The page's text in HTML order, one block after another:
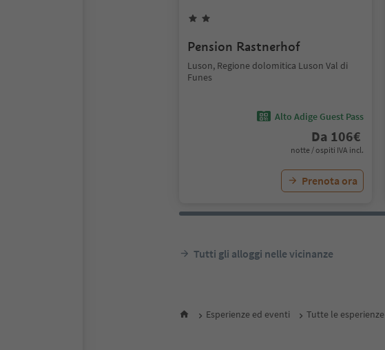
Pension Rastnerhof
Luson, Regione dolomitica Luson Val di
Funes
Alto Adige Guest Pass
Da 106€
notte / ospiti IVA incl.
Prenota ora
Tutti gli alloggi nelle vicinanze
Esperienze ed eventi Tutte le esperienze